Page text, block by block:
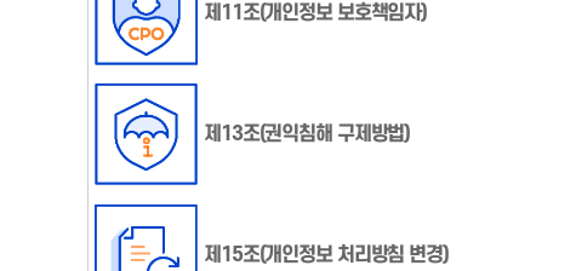
제11조(개인정보 보호책임자)
제13조(권익침해 구제방법)
제15조(개인정보 처리방침 변경)